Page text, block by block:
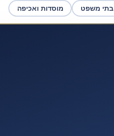
בתי משפט מוסדות ואכיפה